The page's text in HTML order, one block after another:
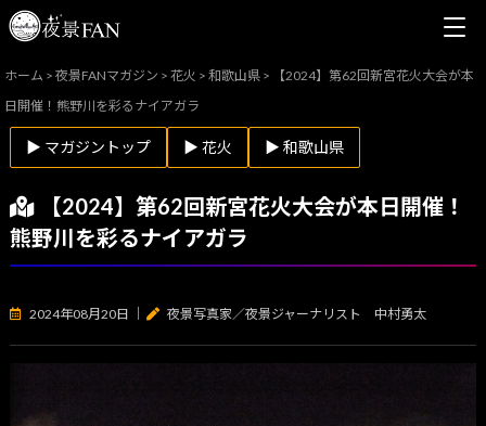
ホーム >夜景FANマガジン >花火 >和歌山県 >
【2024】第62回新宮花火大会が本
日開催！熊野川を彩るナイアガラ
▶ マガジントップ ▶ 花火 ▶ 和歌山県
【2024】第62回新宮花火大会が本日開催！
熊野川を彩るナイアガラ
2024年08月20日 夜景写真家／夜景ジャーナリスト 中村勇太